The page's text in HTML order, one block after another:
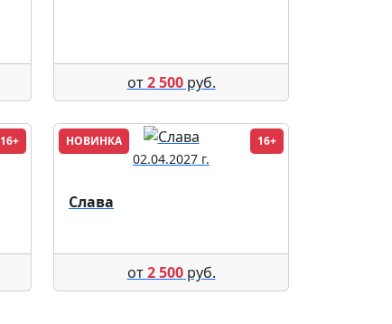
от2 500руб.
16+ НОВИНКА 16+
02.04.2027 г.
Слава
от2 500руб.